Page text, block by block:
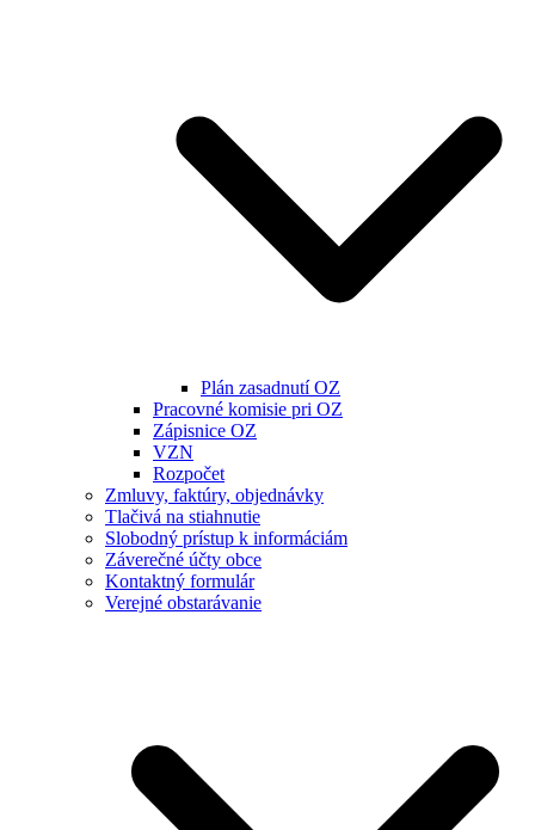
Plán zasadnutí OZ
Pracovné komisie pri OZ
Zápisnice OZ
VZN
Rozpočet
Zmluvy, faktúry, objednávky
Tlačivá na stiahnutie
Slobodný prístup k informáciám
Záverečné účty obce
Kontaktný formulár
Verejné obstarávanie